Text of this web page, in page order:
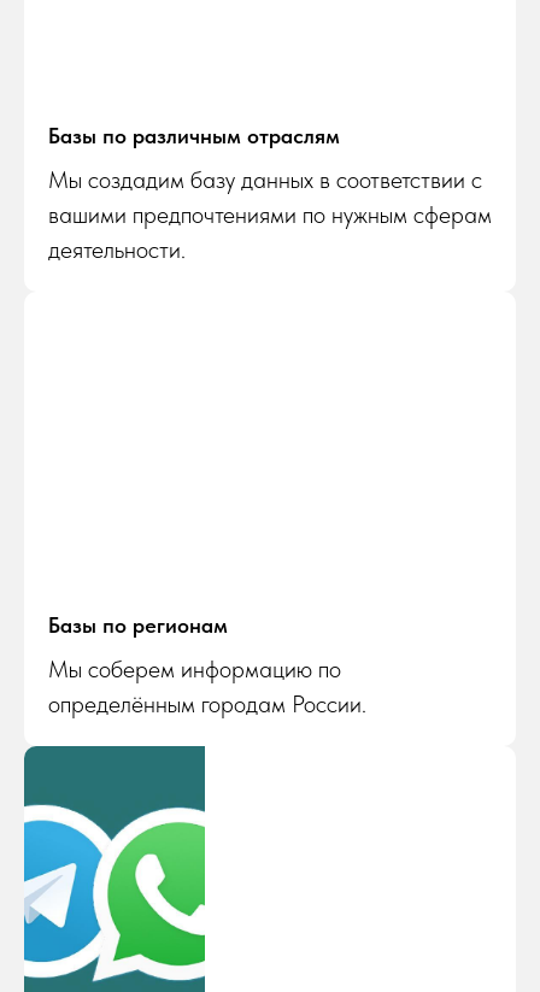
Базы по различным отраслям
Мы создадим базу данных в соответствии с
вашими предпочтениями по нужным сферам
деятельности.
Базы по регионам
Мы соберем информацию по
определённым городам России.